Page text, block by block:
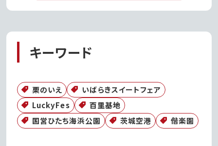
キーワード
栗のいえ
いばらきスイートフェア
LuckyFes
百里基地
国営ひたち海浜公園
茨城空港 偕楽園